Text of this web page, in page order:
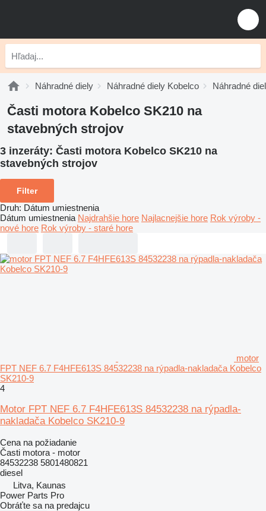
Náhradné diely Náhradné diely Kobelco Náhradné
Časti motora Kobelco SK210 na
stavebných strojov
3 inzeráty: Časti motora Kobelco SK210 na
stavebných strojov
Filter
Druh: Dátum umiestnenia
Dátum umiestnenia Najdrahšie hore Najlacnejšie hore Rok výroby -
nové hore Rok výroby - staré hore
motor
FPT NEF 6.7 F4HFE613S 84532238 na rýpadla-nakladača Kobelco
SK210-9
4
Motor FPT NEF 6.7 F4HFE613S 84532238 na rýpadla-
nakladača Kobelco SK210-9
Cena na požiadanie
Časti motora - motor
84532238 5801480821
diesel
Litva, Kaunas
Power Parts Pro
Obráťte sa na predajcu